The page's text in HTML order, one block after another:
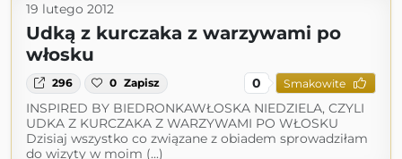
19 lutego 2012
Udką z kurczaka z warzywami po
włosku
296 0 Zapisz 0 Smakowite
INSPIRED BY BIEDRONKAWŁOSKA NIEDZIELA, CZYLI
UDKA Z KURCZAKA Z WARZYWAMI PO WŁOSKU
Dzisiaj wszystko co związane z obiadem sprowadziłam
do wizyty w moim (...)